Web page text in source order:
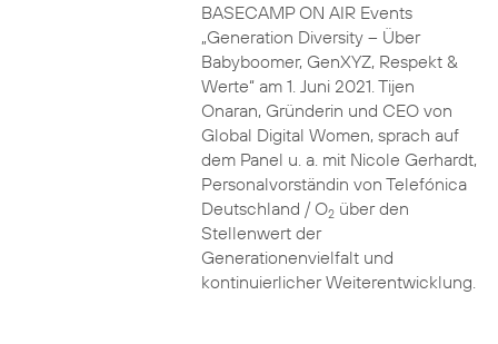
BASECAMP ON AIR Events
„Generation Diversity – Über
Babyboomer, GenXYZ, Respekt &
Werte“ am 1. Juni 2021. Tijen
Onaran, Gründerin und CEO von
Global Digital Women, sprach auf
dem Panel u. a. mit Nicole Gerhardt,
Personalvorständin von Telefónica
Deutschland / O2über den
Stellenwert der
Generationenvielfalt und
kontinuierlicher Weiterentwicklung.